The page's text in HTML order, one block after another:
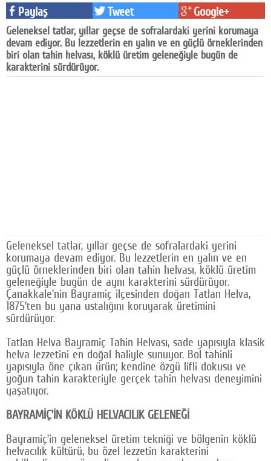
Yazarlar
Künye
SOSYAL MEDYA
Paylaş Tweet Google+
Geleneksel tatlar, yıllar geçse de sofralardaki yerini korumaya
devam ediyor. Bu lezzetlerin en yalın ve en güçlü örneklerinden
biri olan tahin helvası, köklü üretim geleneğiyle bugün de
karakterini sürdürüyor.
Geleneksel tatlar, yıllar geçse de sofralardaki yerini
korumaya devam ediyor. Bu lezzetlerin en yalın ve en
güçlü örneklerinden biri olan tahin helvası, köklü üretim
geleneğiyle bugün de aynı karakterini sürdürüyor.
Çanakkale’nin Bayramiç ilçesinden doğan Tatlan Helva,
1875’ten bu yana ustalığını koruyarak üretimini
sürdürüyor.
Tatlan Helva Bayramiç Tahin Helvası, sade yapısıyla klasik
helva lezzetini en doğal haliyle sunuyor. Bol tahinli
yapısıyla öne çıkan ürün; kendine özgü lifli dokusu ve
yoğun tahin karakteriyle gerçek tahin helvası deneyimini
yaşatıyor.
BAYRAMİÇ’İN KÖKLÜ HELVACILIK GELENEĞİ
Bayramiç’in geleneksel üretim tekniği ve bölgenin köklü
helvacılık kültürü, bu özel lezzetin karakterini